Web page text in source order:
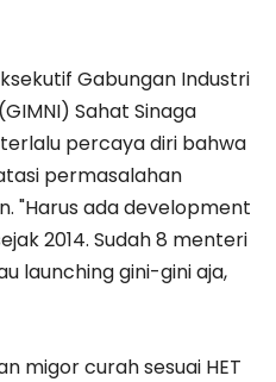
Gabungan Industri
Sahat Sinaga
percaya diri bahwa
permasalahan
"Harus ada development
2014. Sudah 8 menteri
launching gini-gini aja,
migor curah sesuai HET